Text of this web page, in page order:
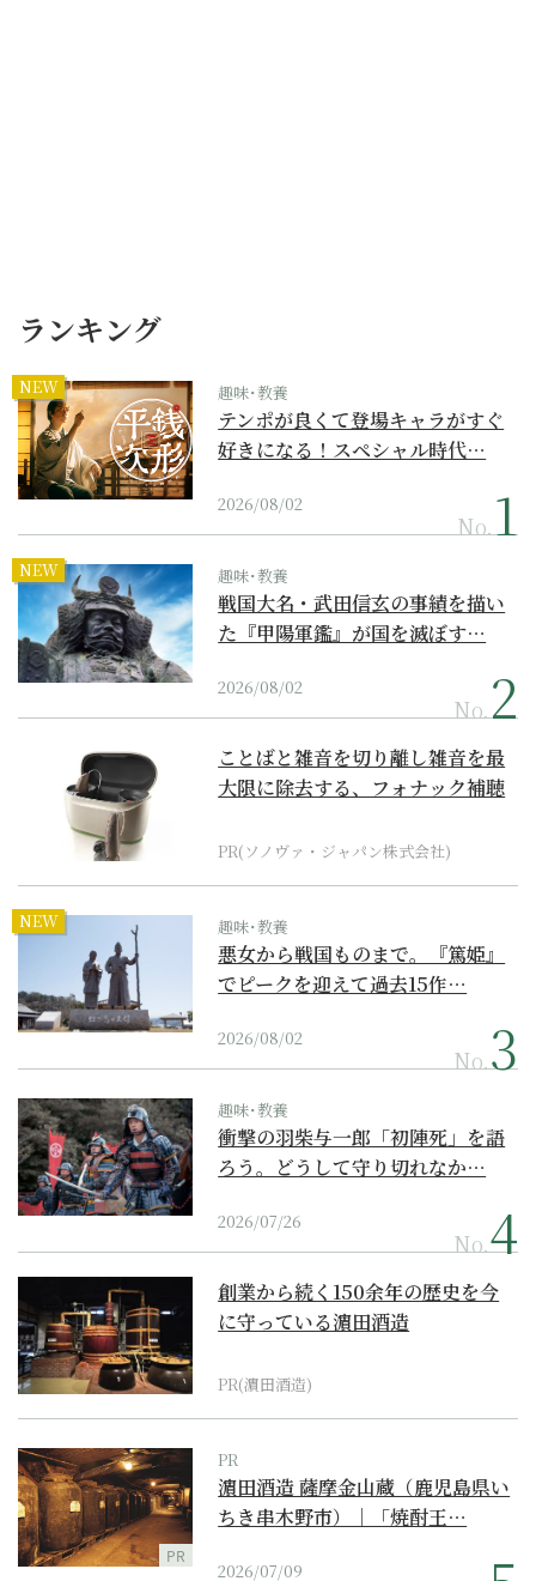
ランキング
NEW 趣味･教養
テンポが良くて登場キャラがすぐ
好きになる！スペシャル時代…
2026/08/02
No.
NEW 趣味･教養
戦国大名・武田信玄の事績を描い
た『甲陽軍鑑』が国を滅ぼす…
2026/08/02
No.
ことばと雑音を切り離し雑音を最
大限に除去する、フォナック補聴
PR(ソノヴァ・ジャパン株式会社)
NEW 趣味･教養
悪女から戦国ものまで。『篤姫』
でピークを迎えて過去15作…
2026/08/02
No.
趣味･教養
衝撃の羽柴与一郎「初陣死」を語
ろう。どうして守り切れなか…
2026/07/26
No.
創業から続く150余年の歴史を今
に守っている濵田酒造
PR(濵田酒造)
PR
PR
濵田酒造 薩摩金山蔵（鹿児島県い
ちき串木野市）｜「焼酎王…
2026/07/09